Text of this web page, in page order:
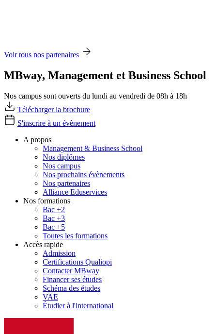
Voir tous nos partenaires
MBway, Management et Business School
Nos campus sont ouverts du lundi au vendredi de 08h à 18h
Télécharger la brochure
S'inscrire à un évènement
A propos
Management & Business School
Nos diplômes
Nos campus
Nos prochains évènements
Nos partenaires
Alliance Eduservices
Nos formations
Bac +2
Bac +3
Bac +5
Toutes les formations
Accès rapide
Admission
Certifications Qualiopi
Contacter MBway
Financer ses études
Schéma des études
VAE
Étudier à l'international